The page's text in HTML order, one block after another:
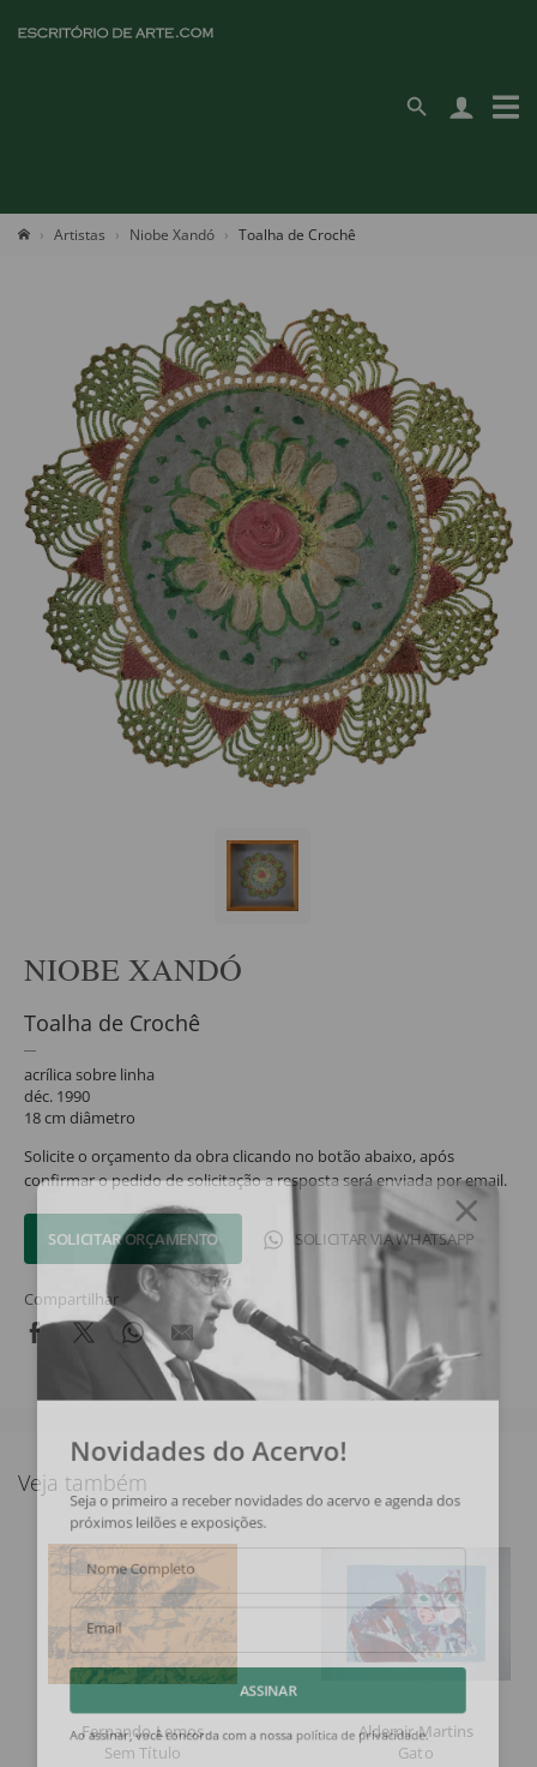
Artistas Niobe Xandó Toalha de Crochê
NIOBE XANDÓ
Toalha de Crochê
acrílica sobre linha
déc. 1990
18 cm diâmetro
Solicite o orçamento da obra clicando no botão abaixo, após
confirmar o pedido de solicitação a resposta será enviada por email.
SOLICITAR ORÇAMENTO SOLICITAR VIA WHATSAPP
Compartilhar
Veja também
Fernando Lemos
Sem Título
Aldemir Martins
Gato
Novidades do Acervo!
Seja o primeiro a receber novidades do acervo e agenda dos
próximos leilões e exposições.
Nome Completo
Email
ASSINAR
Ao assinar, você concorda com a nossa política de privacidade